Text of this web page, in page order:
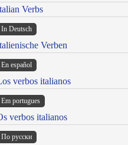
Verbs
In Deutsch
Verben
En español
verbos italianos
Em portugues
verbos italianos
По русски